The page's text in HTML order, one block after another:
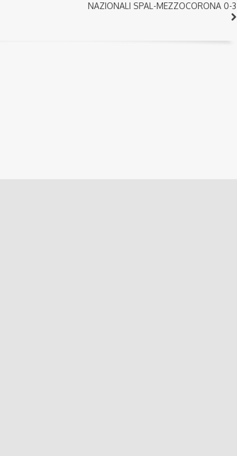
NAZIONALI SPAL-MEZZOCORONA 0-3